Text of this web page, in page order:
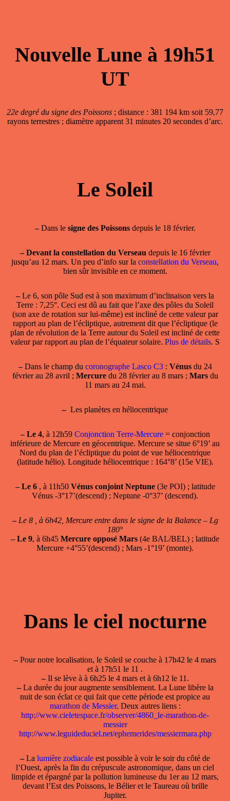
Nouvelle Lune à 19h51
UT
22e degré du signe des Poissons ; distance : 381 194 km soit 59,77
rayons terrestres ; diamètre apparent 31 minutes 20 secondes d’arc.
Le Soleil
–Dans le signe des Poissonsdepuis le 18 février.
– Devant la constellation du Verseau depuis le 16 février
jusqu’au 12 mars. Un peu d’info sur la constellation du Verseau,
bien sûr invisible en ce moment.
–Le 6, son pôle Sud est à son maximum d’inclinaison vers la
Terre : 7,25°. Ceci est dû au fait que l’axe des pôles du Soleil
(son axe de rotation sur lui-même) est incliné de cette valeur par
rapport au plan de l’écliptique, autrement dit que l’écliptique (le
plan de révolution de la Terre autour du Soleil est incliné de cette
valeur par rapport au plan de l’équateur solaire. Plus de détails. S
–Dans le champ du coronographe Lasco C3: Vénusdu 24
février au 28 avril ; Mercuredu 28 février au 8 mars ; Marsdu
11 mars au 24 mai.
– Les planètes en héliocentrique
– Le 4, à 12h59 Conjonction Terre-Mercure= conjonction
inférieure de Mercure en géocentrique. Mercure se situe 6°19’ au
Nord du plan de l’écliptique du point de vue héliocentrique
(latitude hélio). Longitude héliocentrique : 164°8’ (15e VIE).
– Le 6 , à 11h50 Vénus conjoint Neptune(3e POI) ; latitude
Vénus -3°17’(descend) ; Neptune -0°37’ (descend).
– Le 8 , à 6h42, Mercure entre dans le signe de la Balance – Lg
180°
– Le 9, à 6h45 Mercure opposé Mars (4e BAL/BEL) ; latitude
Mercure +4°55’(descend) ; Mars -1°19’ (monte).
Dans le ciel nocturne
–Pour notre localisation, le Soleil se couche à 17h42 le 4 mars
et à 17h51 le 11 .
–Il se lève à à 6h25 le 4 mars et à 6h12 le 11.
–La durée du jour augmente sensiblement. La Lune libère la
nuit de son éclat ce qui fait que cette période est propice au
marathon de Messier. Deux autres liens :
http://www.cieletespace.fr/observer/4860_le-marathon-de-
messier
http://www.leguideduciel.net/ephemerides/messiermara.php
–La lumière zodiacale est possible à voir le soir du côté de
l’Ouest, après la fin du crépuscule astronomique, dans un ciel
limpide et épargné par la pollution lumineuse du 1er au 12 mars,
devant l’Est des Poissons, le Bélier et le Taureau où brille
Jupiter.